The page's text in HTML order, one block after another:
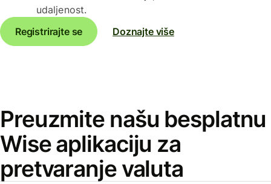
udaljenost.
Registrirajte se
Doznajte više
Preuzmite našu besplatnu
Wise aplikaciju za
pretvaranje valuta